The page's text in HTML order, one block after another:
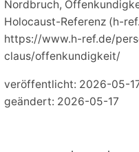
Nordbruch,
Holocaust-Referenz (h-
https://www.h-ref.de/
claus/offenkundigkeit/
veröffentlicht: 2026-05-
geändert: 2026-05-17